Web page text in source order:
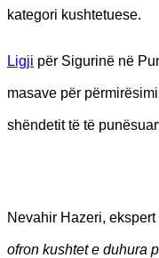
kategori kushtetuese.
Ligji për Sigurinë në
masave për
shëndetit të të
Nevahir Hazeri, ekspert
ofron kushtet e duhura